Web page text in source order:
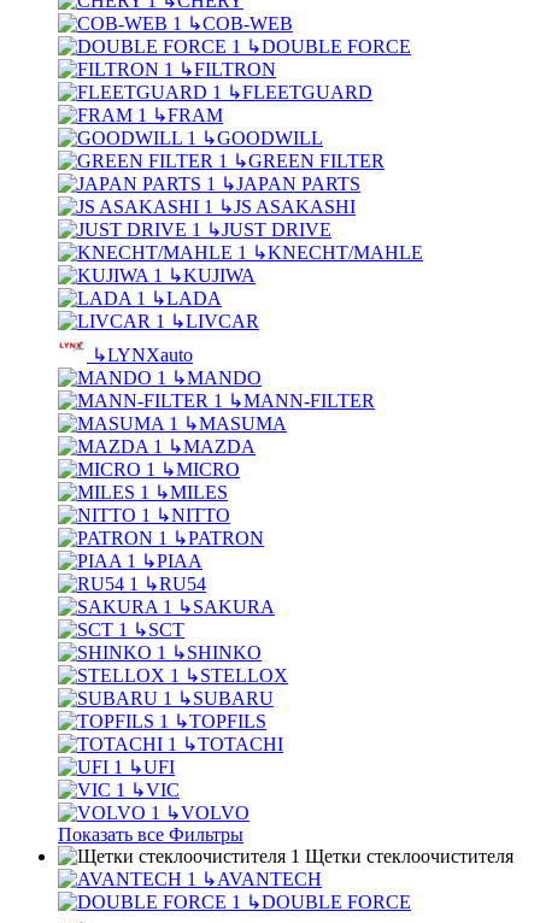
↳COB-WEB
↳DOUBLE FORCE
↳FILTRON
↳FLEETGUARD
↳FRAM
↳GOODWILL
↳GREEN FILTER
↳JAPAN PARTS
↳JS ASAKASHI
↳JUST DRIVE
↳KNECHT/MAHLE
↳KUJIWA
↳LADA
↳LIVCAR
↳LYNXauto
↳MANDO
↳MANN-FILTER
↳MASUMA
↳MAZDA
↳MICRO
↳MILES
↳NITTO
↳PATRON
↳PIAA
↳RU54
↳SAKURA
↳SCT
↳SHINKO
↳STELLOX
↳SUBARU
↳TOPFILS
↳TOTACHI
↳UFI
↳VIC
↳VOLVO
Показать все Фильтры
Щетки стеклоочистителя
↳AVANTECH
↳DOUBLE FORCE